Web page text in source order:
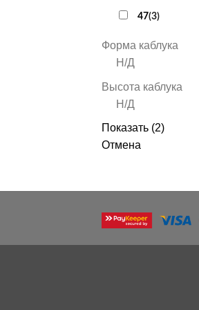
47(3)
Форма каблука
Н/Д
Высота каблука
Н/Д
Показать (2)
Отмена